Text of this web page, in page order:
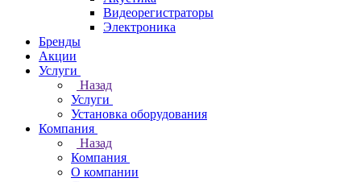
Видеорегистраторы
Электроника
Бренды
Акции
Услуги
Назад
Услуги
Установка оборудования
Компания
Назад
Компания
О компании